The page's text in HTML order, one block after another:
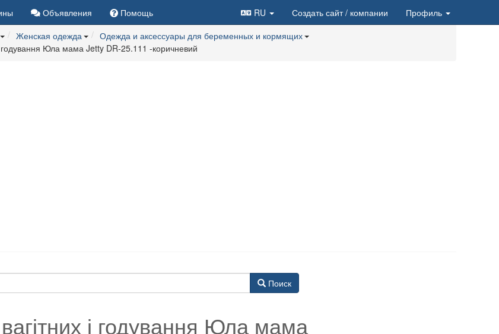
Объявления Помощь RU Создать сайт/ компании
Профиль
Женская одежда
Одежда и аксессуары для беременных и кормящих
годування Юла мама Jetty DR-25.111 -коричневий
Поиск
і годування Юла мама